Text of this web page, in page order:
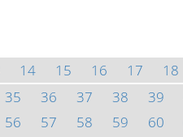
14 15 16 17 18
35 36 37 38 39
56 57 58 59 60